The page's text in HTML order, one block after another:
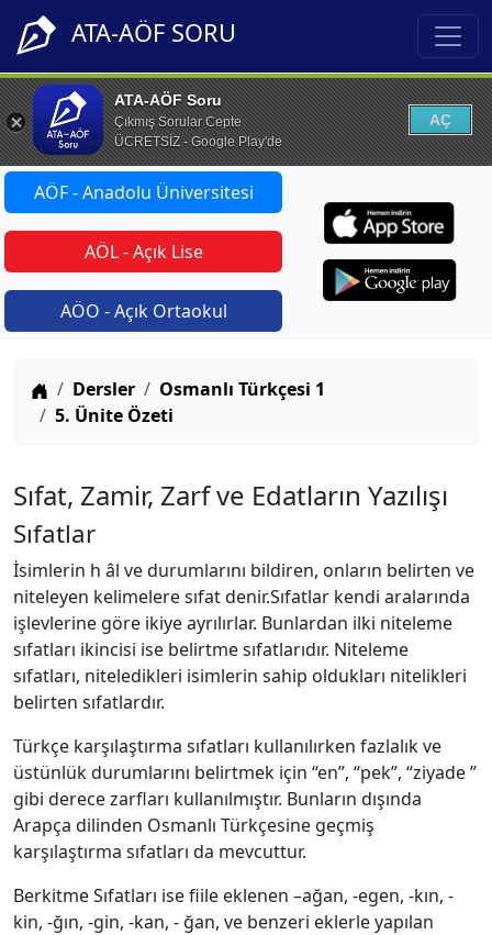
ATA-AÖF SORU
ATA-AÖF Soru
Çıkmış Sorular Cepte
ÜCRETSİZ - Google Play'de
AÇ
AÖF - Anadolu Üniversitesi
AÖL - Açık Lise
AÖO - Açık Ortaokul
Anasayfa
Dersler
Osmanlı Türkçesi 1
5. Ünite Özeti
Sıfat, Zamir, Zarf ve Edatların Yazılışı
Sıfatlar
İsimlerin h âl ve durumlarını bildiren, onların belirten ve
niteleyen kelimelere sıfat denir.Sıfatlar kendi aralarında
işlevlerine göre ikiye ayrılırlar. Bunlardan ilki niteleme
sıfatları ikincisi ise belirtme sıfatlarıdır. Niteleme
sıfatları, niteledikleri isimlerin sahip oldukları nitelikleri
belirten sıfatlardır.
Türkçe karşılaştırma sıfatları kullanılırken fazlalık ve
üstünlük durumlarını belirtmek için “en”, “pek”, “ziyade ”
gibi derece zarfları kullanılmıştır. Bunların dışında
Arapça dilinden Osmanlı Türkçesine geçmiş
karşılaştırma sıfatları da mevcuttur.
Berkitme Sıfatları ise fiile eklenen –ağan, -egen, -kın, -
kin, -ğın, -gin, -kan, - ğan, ve benzeri eklerle yapılan